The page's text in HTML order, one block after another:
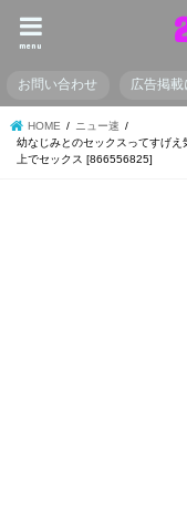
menu
お問い合わせ 広告掲
HOME
ニュー速
幼なじみとのセックスってすげ
上でセックス [866556825]